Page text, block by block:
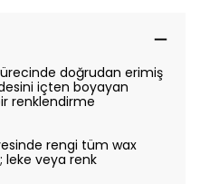
doğrudan erimiş
içten boyayan
renklendirme
rengi tüm wax
leke veya renk